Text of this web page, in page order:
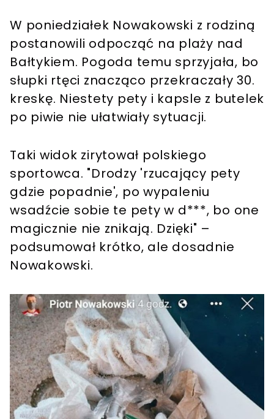
W poniedziałek Nowakowski z rodziną
postanowili odpocząć na plaży nad
Bałtykiem. Pogoda temu sprzyjała, bo
słupki rtęci znacząco przekraczały 30.
kreskę. Niestety pety i kapsle z butelek
po piwie nie ułatwiały sytuacji.
Taki widok zirytował polskiego
sportowca. "Drodzy 'rzucający pety
gdzie popadnie', po wypaleniu
wsadźcie sobie te pety w d***, bo one
magicznie nie znikają. Dzięki" –
podsumował krótko, ale dosadnie
Nowakowski.